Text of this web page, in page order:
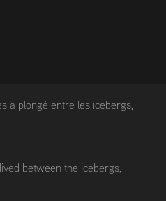
a plongé entre les icebergs,
between the icebergs,